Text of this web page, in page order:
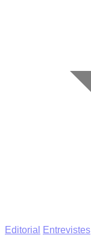
Editorial
Entrevistes